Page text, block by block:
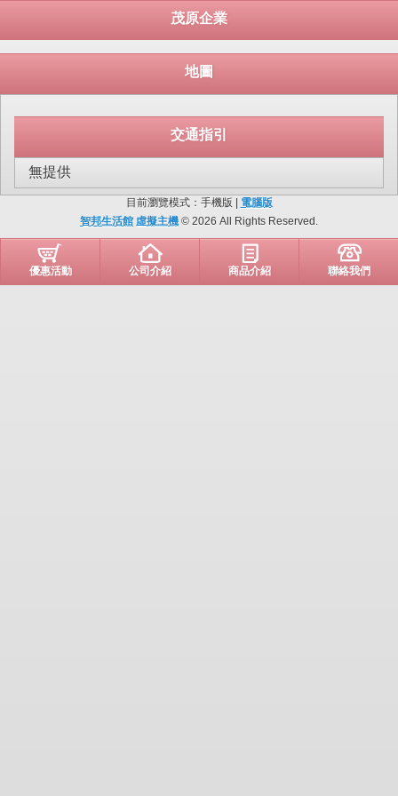
茂原企業
地圖
交通指引
無提供
目前瀏覽模式：手機版 | 電腦版
智邦生活館 虛擬主機 © 2026 All Rights Reserved.
優惠活動 公司介紹 商品介紹 聯絡我們